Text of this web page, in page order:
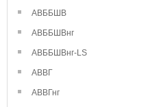
АВББШВ
АВББШВнг
АВББШВнг-LS
АВВГ
АВВГнг